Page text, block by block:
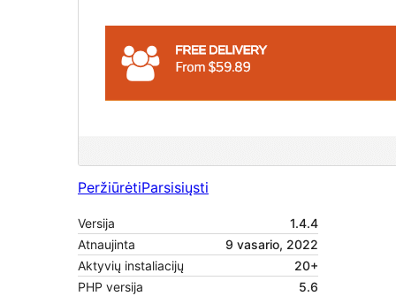
PeržiūrėtiParsisiųsti
Versija
1.4.4
Atnaujinta
9 vasario, 2022
Aktyvių instaliacijų
20+
PHP versija
5.6